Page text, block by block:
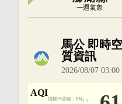
一週氣象
內嵌空氣品質小